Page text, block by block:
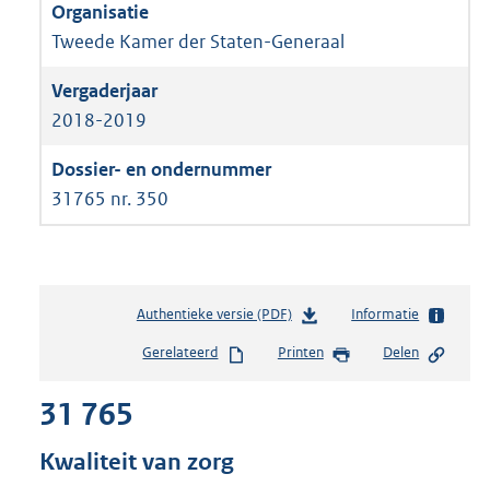
Tweede Kamer der Staten-Generaal
2018-2019
31765 nr. 350
Authentieke versie (PDF)b
s
Informatie
Gerelateerd Printen Delen
31 765
Kwaliteit van zorg